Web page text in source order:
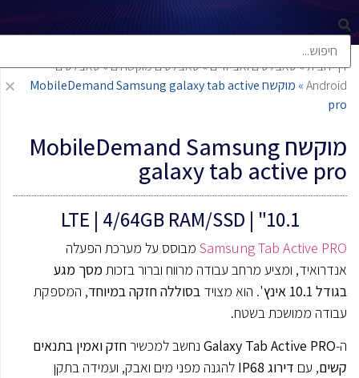
דף הבית»טאבלטים ואביזרים»טאבלטים מוקשחים»טאבלטים
Android
»
מוקשח MobileDemand Samsung galaxy tab active
pro
מוקשח MobileDemand Samsung
galaxy tab active pro
10.1" | LTE | 4/64GB RAM/SSD
Samsung Tab Active PRO מבוסס על מערכת הפעלה
אנדרואיד, ומציע מרחב עבודה מרווח וברור בזכות מסך מגע
בגודל 10.1 אינץ'
. הוא מצויד בסוללה חזקה במיוחד, המספקת
עבודה ממושכת בשטח.
ה-Galaxy Tab Active PRO נחשב למכשירחזק ואמין בתנאים
קשים, עם דירוג IP68
להגנה מפני מים ואבק, ועמידה בתקן